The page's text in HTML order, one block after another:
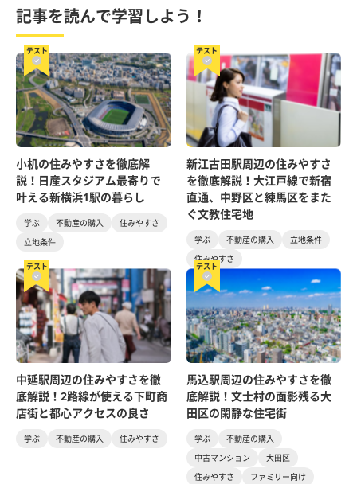
記事を読んで学習しよう！
テスト
小机の住みやすさを徹底解
説！日産スタジアム最寄りで
叶える新横浜1駅の暮らし
学ぶ 不動産の購入
住みやすさ
立地条件
テスト
新江古田駅周辺の住みやすさ
を徹底解説！大江戸線で新宿
直通、中野区と練馬区をまた
ぐ文教住宅地
学ぶ 不動産の購入
立地条件
住みやすさ
テスト
中延駅周辺の住みやすさを徹
底解説！2路線が使える下町商
店街と都心アクセスの良さ
学ぶ 不動産の購入 住みやすさ
テスト
馬込駅周辺の住みやすさを徹
底解説！文士村の面影残る大
田区の閑静な住宅街
学ぶ
不動産の購入
中古マンション
大田区
住みやすさ
ファミリー向け